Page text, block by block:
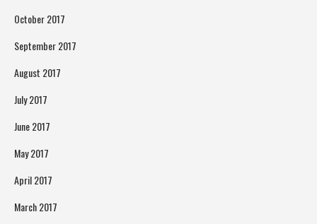
October 2017
September 2017
August 2017
July 2017
June 2017
May 2017
April 2017
March 2017